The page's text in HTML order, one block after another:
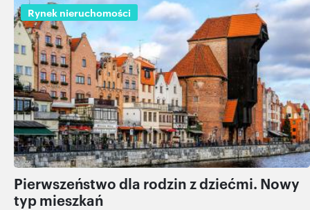
Rynek nieruchomości
Pierwszeństwo dla rodzin z dziećmi. Nowy
typ mieszkań